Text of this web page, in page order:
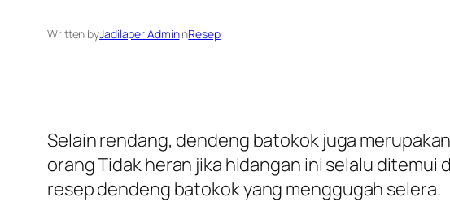
Written byJadilaper AdmininResep
Selain rendang, dendeng batokok juga
orang Tidak heran jika hidangan ini selalu
resep dendeng batokok yang menggugah selera.